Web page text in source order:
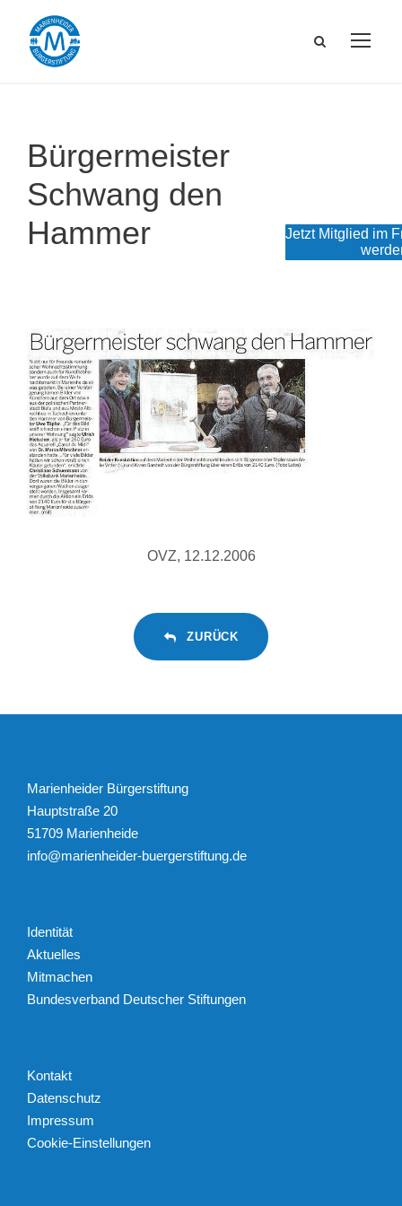
Bürgermeister
Schwang den
Hammer
OVZ, 12.12.2006
ZURÜCK
Marienheider Bürgerstiftung
Hauptstraße 20
51709 Marienheide
info@marienheider-buergerstiftung.de
Identität
Aktuelles
Mitmachen
Bundesverband Deutscher Stiftungen
Kontakt
Datenschutz
Impressum
Cookie-Einstellungen
Jetzt Mitglied im